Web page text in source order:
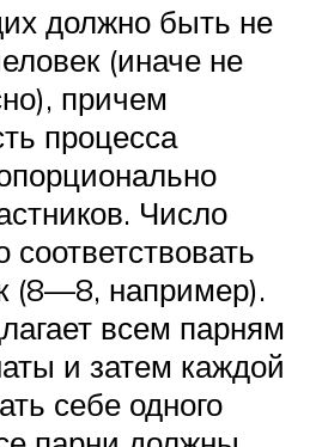
должно быть не
(иначе не
причем
процесса
Число
(8—8, например).
всем парням
и затем каждой
себе одного